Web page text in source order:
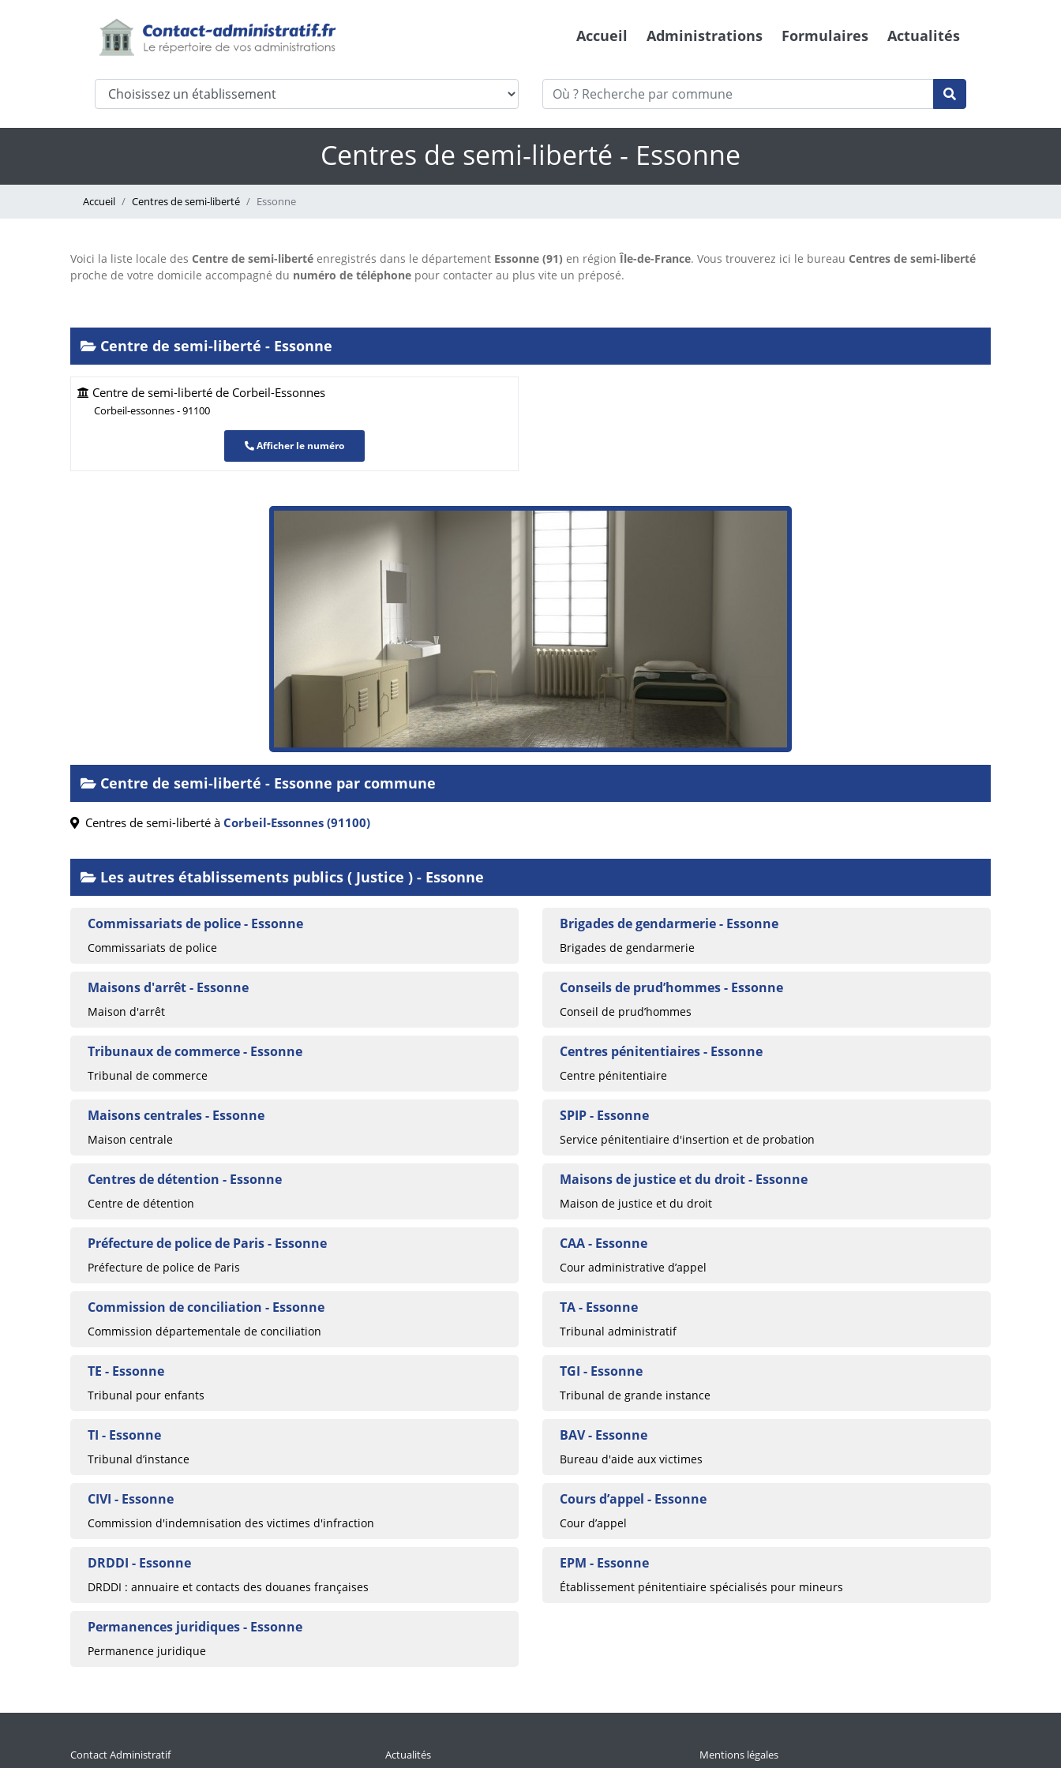
Accueil Administrations Formulaires Actualités
Centres de semi-liberté - Essonne
Accueil Centres de semi-liberté Essonne
Voici la liste locale des Centre de semi-liberté enregistrés dans le département Essonne (91) en régionÎle-de-France. Vous trouverez ici le bureau Centres de semi-liberté
proche de votre domicile accompagné du numéro de téléphone pour contacter au plus vite un préposé.
Centre de semi-liberté - Essonne
Centre de semi-liberté de Corbeil-Essonnes
Corbeil-essonnes - 91100
Afficher le numéro
Centre de semi-liberté - Essonne par commune
Centres de semi-liberté à Corbeil-Essonnes (91100)
Les autres établissements publics ( Justice ) - Essonne
Commissariats de police - Essonne
Commissariats de police
Brigades de gendarmerie - Essonne
Brigades de gendarmerie
Maisons d'arrêt - Essonne
Maison d'arrêt
Conseils de prud’hommes - Essonne
Conseil de prud’hommes
Tribunaux de commerce - Essonne
Tribunal de commerce
Centres pénitentiaires - Essonne
Centre pénitentiaire
Maisons centrales - Essonne
Maison centrale
SPIP - Essonne
Service pénitentiaire d'insertion et de probation
Centres de détention - Essonne
Centre de détention
Maisons de justice et du droit - Essonne
Maison de justice et du droit
Préfecture de police de Paris - Essonne
Préfecture de police de Paris
CAA - Essonne
Cour administrative d’appel
Commission de conciliation - Essonne
Commission départementale de conciliation
TA - Essonne
Tribunal administratif
TE - Essonne
Tribunal pour enfants
TGI - Essonne
Tribunal de grande instance
TI - Essonne
Tribunal d’instance
BAV - Essonne
Bureau d'aide aux victimes
CIVI - Essonne
Commission d'indemnisation des victimes d'infraction
Cours d’appel - Essonne
Cour d’appel
DRDDI - Essonne
DRDDI : annuaire et contacts des douanes françaises
EPM - Essonne
Établissement pénitentiaire spécialisés pour mineurs
Permanences juridiques - Essonne
Permanence juridique
Contact Administratif Actualités Mentions légales